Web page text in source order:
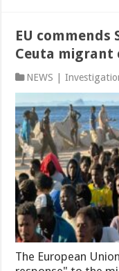
EU commends
Ceuta migrant
NEWS |
The European